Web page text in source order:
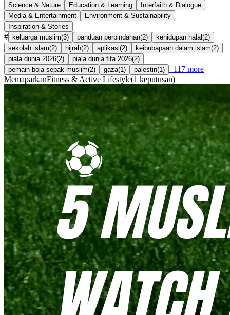
Science & Nature
Education & Learning
Interfaith & Dialogue
Media & Entertainment
Environment & Sustainability
Inspiration & Stories
# keluarga muslim(3) panduan perpindahan(2) kehidupan halal (2)
sekolah islam(2) hijrah(2) aplikasi(2) keibubapaan dalam islam(2)
piala dunia 2026(2) piala dunia fifa 2026(2)
pemain bola sepak muslim(2) gaza(1 ) palestin(1 ) +117 more
MemaparkanFitness & Active Lifestyle(1 keputusan)